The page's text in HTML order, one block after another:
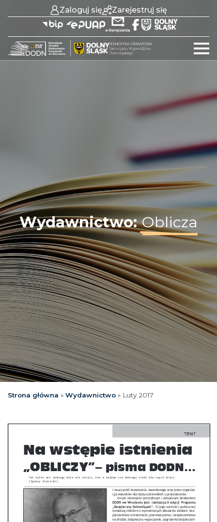
Zaloguj się Zarejestruj się
Wydawnictwo: Oblicza
Strona główna » Wydawnictwo » Luty 2017